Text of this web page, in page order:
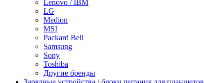
Lenovo / IBM
LG
Medion
MSI
Packard Bell
Samsung
Sony
Toshiba
Другие бренды